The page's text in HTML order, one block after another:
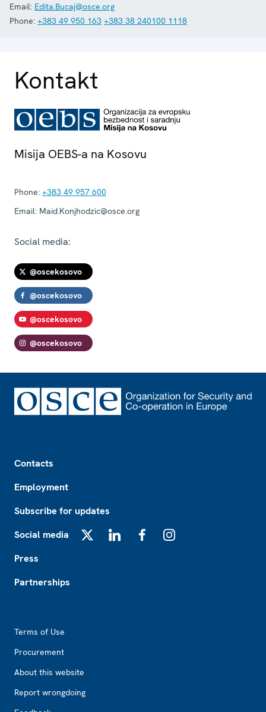
Email: Edita.Bucaj@osce.org
Phone: +383 49 950 163 +383 38 240100 1118
Kontakt
Misija OEBS-a na Kosovu
Phone: +383 49 957 600
Email: Maid.Konjhodzic@osce.org
Social media:
@oscekosovo
@oscekosovo
@oscekosovo
@oscekosovo
Contacts
Employment
Subscribe for updates
Social media
Press
Partnerships
Terms of Use
Procurement
About this website
Report wrongdoing